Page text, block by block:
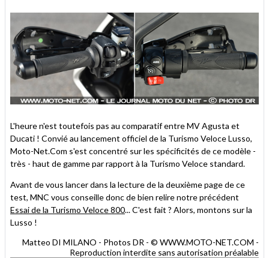
L'heure n'est toutefois pas au comparatif entre MV Agusta et
Ducati ! Convié au lancement officiel de la Turismo Veloce Lusso,
Moto-Net.Com s'est concentré sur les spécificités de ce modèle -
très - haut de gamme par rapport à la Turismo Veloce standard.
Avant de vous lancer dans la lecture de la deuxième page de ce
test, MNC vous conseille donc de bien relire notre précédent
Essai de la Turismo Veloce 800... C'est fait ? Alors, montons sur la
Lusso !
Matteo DI MILANO - Photos DR - © WWW.MOTO-NET.COM -
Reproduction interdite sans autorisation préalable